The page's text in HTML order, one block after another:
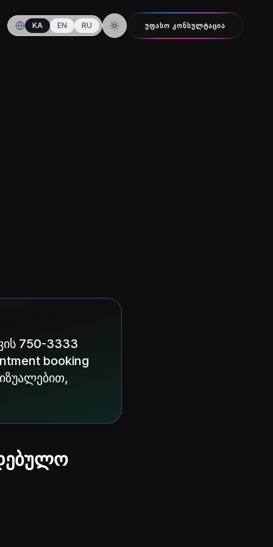
KA EN RU
ღამის რეჟიმზე გადართვა
ᲣᲤᲐᲡᲝ ᲙᲝᲜᲡᲣᲚᲢᲐᲪᲘᲐ
750-3333
booking